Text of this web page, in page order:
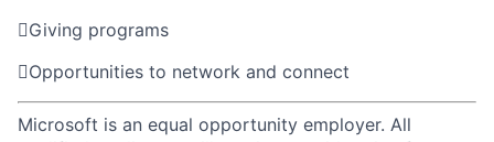
Giving programs
Opportunities to network and connect
Microsoft is an equal opportunity employer. All